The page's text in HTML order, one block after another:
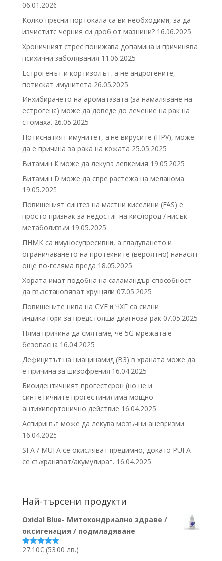
06.01.2026
Колко пресни портокала са ви необходими, за да
изчистите черния си дроб от мазнини? 16.06.2025
Хроничният стрес понижава допамина и причинява
психични заболявания 11.06.2025
Естрогенът и кортизолът, а не андрогените,
потискат имунитета 26.05.2025
Инхибирането на ароматазата (за намаляване на
естрогена) може да доведе до лечение на рак на
стомаха. 26.05.2025
Потиснатият имунитет, а не вирусите (HPV), може
да е причина за рака на кожата 25.05.2025
Витамин К може да лекува левкемия 19.05.2025
Витамин D може да спре растежа на меланома
19.05.2025
Повишеният синтез на мастни киселини (FAS) е
просто признак за недостиг на кислород / нисък
метаболизъм 19.05.2025
ПНМК са имуносупресивни, а гладуването и
ограничаването на протеините (вероятно) нанасят
още по-голяма вреда 18.05.2025
Хората имат подобна на саламандър способност
да възстановяват хрущяли 07.05.2025
Повишените нива на СУЕ и ЧХГ са силни
индикатори за предстояща диагноза рак 07.05.2025
Няма причина да смятаме, че 5G мрежата е
безопасна 16.04.2025
Дефицитът на ниацинамид (В3) в храната може да
е причина за шизофрения 16.04.2025
Биоидентичният прогестерон (но не и
синтетичните прогестини) има мощно
антихипертонично действие 16.04.2025
Аспиринът може да лекува мозъчни аневризми
16.04.2025
SFA / MUFA се окисляват предимно, докато PUFA
се съхраняват/акумулират. 16.04.2025
Най-търсени продукти
Oxidal Blue- Митохондриално здраве /
оксигенация / подмладяване
Оценено на
27.10€ (53.00 лв.)